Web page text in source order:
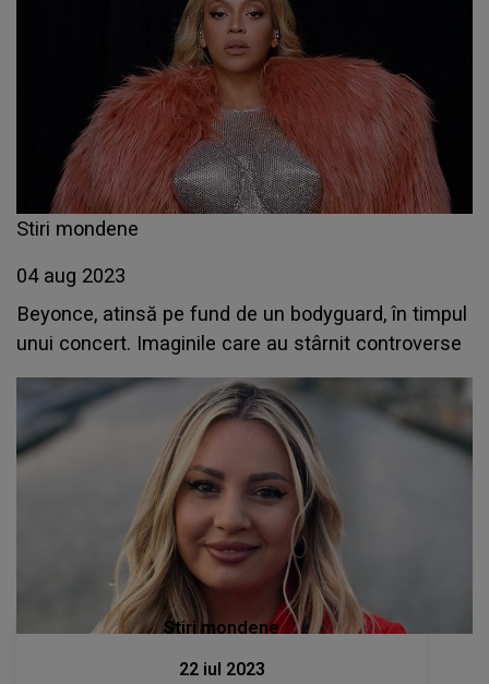
Stiri mondene
04 aug 2023
Beyonce, atinsă pe fund de un bodyguard, în timpul
unui concert. Imaginile care au stârnit controverse
Stiri mondene
22 iul 2023